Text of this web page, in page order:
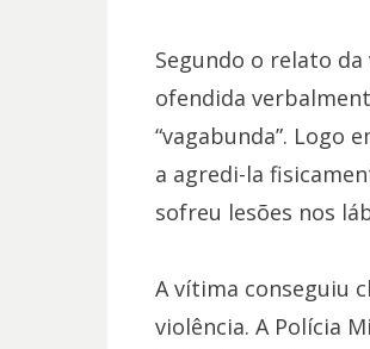
Segundo o relato
ofendida
“vagabunda”. Logo
a agredi-la
sofreu lesões nos
A vítima conseguiu
violência. A Polícia